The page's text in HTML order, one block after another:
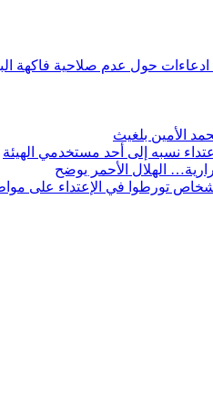
ادعاءات حول عدم صلاحية فاكهة
الأمين بلغيث
نسبه إلى أحد مستخدمي الهيئة
الهلال الأحمر يوضح